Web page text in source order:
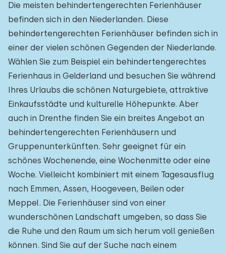
Die meisten behindertengerechten Ferienhäuser
befinden sich in den Niederlanden. Diese
behindertengerechten Ferienhäuser befinden sich in
einer der vielen schönen Gegenden der Niederlande.
Wählen Sie zum Beispiel ein behindertengerechtes
Ferienhaus in Gelderland und besuchen Sie während
Ihres Urlaubs die schönen Naturgebiete, attraktive
Einkaufsstädte und kulturelle Höhepunkte. Aber
auch in Drenthe finden Sie ein breites Angebot an
behindertengerechten Ferienhäusern und
Gruppenunterkünften. Sehr geeignet für ein
schönes Wochenende, eine Wochenmitte oder eine
Woche. Vielleicht kombiniert mit einem Tagesausflug
nach Emmen, Assen, Hoogeveen, Beilen oder
Meppel. Die Ferienhäuser sind von einer
wunderschönen Landschaft umgeben, so dass Sie
die Ruhe und den Raum um sich herum voll genießen
können. Sind Sie auf der Suche nach einem